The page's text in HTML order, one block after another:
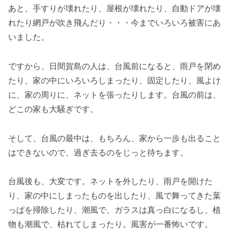
あと、手すりが壊れたり、屋根が壊れたり、自動ドアが壊
れたり網戸が吹き飛んだり・・・今までいろいろ被害にあ
いました。
ですから、日間賀島の人は、台風前になると、雨戸を閉め
たり、家の中にいろいろしまったり、固定したり、風よけ
に、家の周りに、ネットを張ったりします。台風の前は、
どこの家も大騒ぎです。
そして、台風の最中は、もちろん、家から一歩も出ること
はできないので、過ぎ去るのをじっと待ちます。
台風後も、大変です。ネットを外したり、雨戸を開けた
り、家の中にしまったものを出したり、風で舞ってきた葉
っぱを掃除したり、潮風で、ガラスは真っ白になるし、植
物も潮風で、枯れてしまったり。風害が一番怖いです。